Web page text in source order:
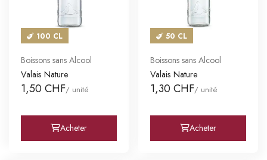
100 CL
Boissons sans Alcool
Valais Nature
1,50 CHF/ unité
Acheter
50 CL
Boissons sans Alcool
Valais Nature
1,30 CHF/ unité
Acheter